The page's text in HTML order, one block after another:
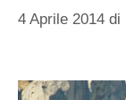
4 Aprile 2014 di